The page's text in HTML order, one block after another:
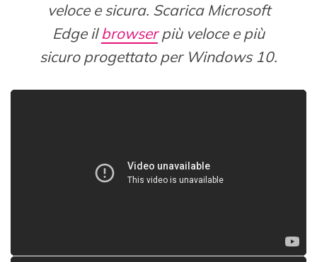
veloce e sicura. Scarica Microsoft
Edge ilbrowser più veloce e più
sicuro progettato per Windows 10.